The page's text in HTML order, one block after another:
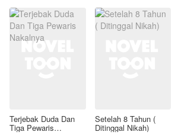
Terjebak Duda Dan
Tiga Pewaris
Setelah 8 Tahun (
Ditinggal Nikah)